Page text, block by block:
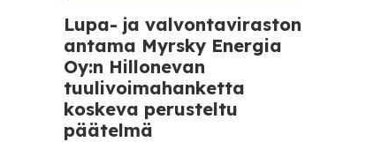
Lupa- ja valvontaviraston
antama Myrsky Energia
Oy:n Hillonevan
tuulivoimahanketta
koskeva perusteltu
päätelmä